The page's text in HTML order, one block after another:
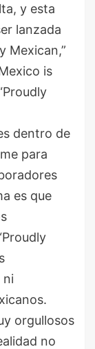
y esta
lanzada
Mexican,”
is
dentro de
para
es que
ni
orgullosos
no